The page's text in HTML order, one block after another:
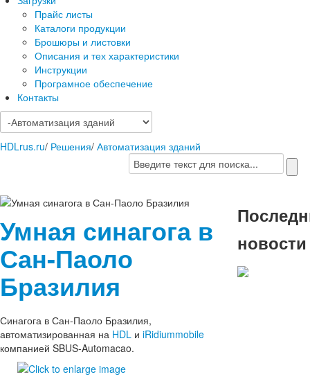
Прайс листы
Каталоги продукции
Брошюры и листовки
Описания и тех характеристики
Инструкции
Програмное обеспечение
Контакты
HDLrus.ru/ Решения/ Автоматизация зданий
Умная синагога в
Сан-Паоло
Бразилия
Синагога в Сан-Паоло Бразилия,
автоматизированная на ‪HDL‬ и ‪iRidiummobile‬
компанией SBUS-Automacao.
новости